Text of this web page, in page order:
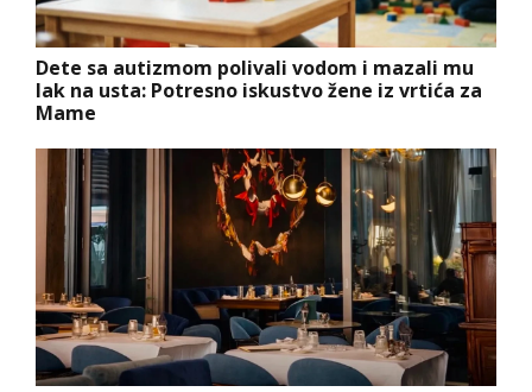
Dete sa autizmom polivali vodom i mazali mu
lak na usta: Potresno iskustvo žene iz vrtića za
Mame